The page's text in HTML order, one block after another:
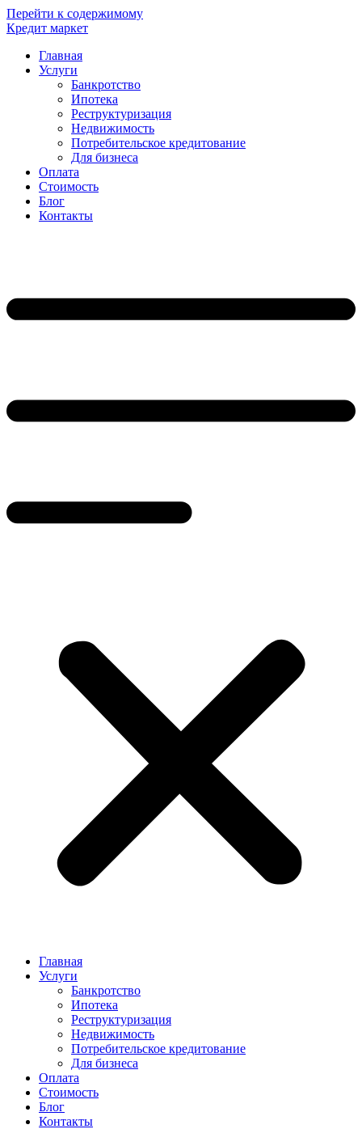
Перейти к содержимому
Кредит маркет
Главная
Услуги
Банкротство
Ипотека
Реструктуризация
Недвижимость
Потребительское кредитование
Для бизнеса
Оплата
Стоимость
Блог
Контакты
Главная
Услуги
Банкротство
Ипотека
Реструктуризация
Недвижимость
Потребительское кредитование
Для бизнеса
Оплата
Стоимость
Блог
Контакты